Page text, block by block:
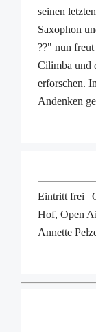
seinen
Saxophon
??" nun freut
Cilimba und
erforschen.
Andenken
Eintritt frei |
Hof, Open
Annette